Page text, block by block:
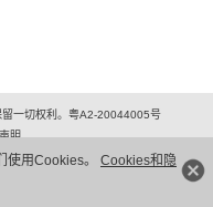
使用Cookies。 Cookies和隐
一切权利。粤A2-20044005号
明